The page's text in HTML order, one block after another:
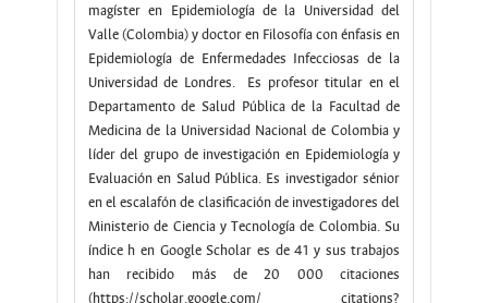
magíster en Epidemiología de la Universidad del
Valle (Colombia) y doctor en Filosofía con énfasis en
Epidemiología de Enfermedades Infecciosas de la
Universidad de Londres. Es profesor titular en el
Departamento de Salud Pública de la Facultad de
Medicina de la Universidad Nacional de Colombia y
líder del grupo de investigación en Epidemiología y
Evaluación en Salud Pública. Es investigador sénior
en el escalafón de clasificación de investigadores del
Ministerio de Ciencia y Tecnología de Colombia. Su
índice h en Google Scholar es de 41 y sus trabajos
han recibido más de 20 000 citaciones
(https://scholar.google.com/ citations?